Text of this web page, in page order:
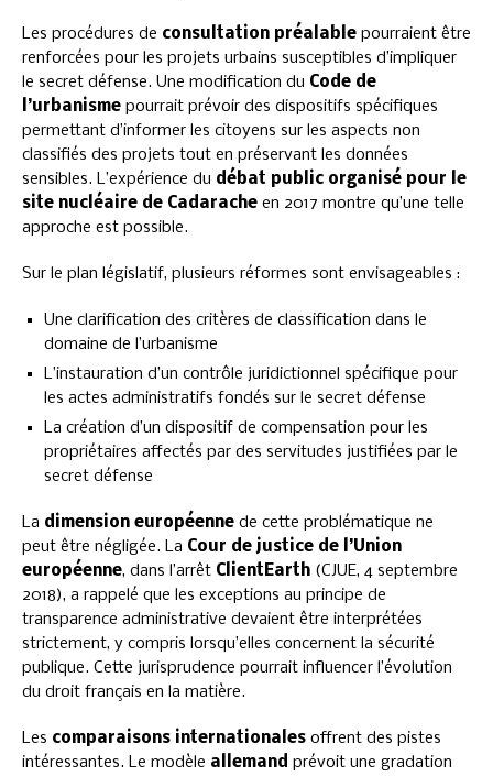
Les procédures de consultation préalable pourraient être
renforcées pour les projets urbains susceptibles d’impliquer
le secret défense. Une modification du Code de
l’urbanisme pourrait prévoir des dispositifs spécifiques
permettant d’informer les citoyens sur les aspects non
classifiés des projets tout en préservant les données
sensibles. L’expérience du débat public organisé pour le
site nucléaire de Cadarache en 2017 montre qu’une telle
approche est possible.
Sur le plan législatif, plusieurs réformes sont envisageables :
Une clarification des critères de classification dans le
domaine de l’urbanisme
L’instauration d’un contrôle juridictionnel spécifique pour
les actes administratifs fondés sur le secret défense
La création d’un dispositif de compensation pour les
propriétaires affectés par des servitudes justifiées par le
secret défense
La dimension européenne de cette problématique ne
peut être négligée. La Cour de justice de l’Union
européenne, dans l’arrêt ClientEarth (CJUE, 4 septembre
2018), a rappelé que les exceptions au principe de
transparence administrative devaient être interprétées
strictement, y compris lorsqu’elles concernent la sécurité
publique. Cette jurisprudence pourrait influencer l’évolution
du droit français en la matière.
Les comparaisons internationales offrent des pistes
intéressantes. Le modèle allemand prévoit une gradation